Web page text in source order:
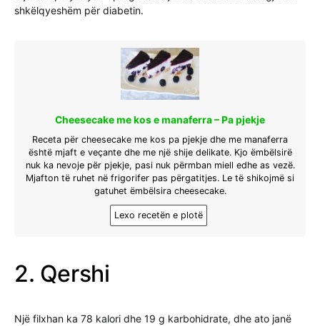
shkëlqyeshëm për diabetin.
Cheesecake me kos e manaferra – Pa pjekje
Receta për cheesecake me kos pa pjekje dhe me manaferra
është mjaft e veçante dhe me një shije delikate. Kjo ëmbëlsirë
nuk ka nevoje për pjekje, pasi nuk përmban miell edhe as vezë.
Mjafton të ruhet në frigorifer pas përgatitjes. Le të shikojmë si
gatuhet ëmbëlsira cheesecake.
Lexo recetën e plotë
2. Qershi
Një filxhan ka 78 kalori dhe 19 g karbohidrate, dhe ato janë